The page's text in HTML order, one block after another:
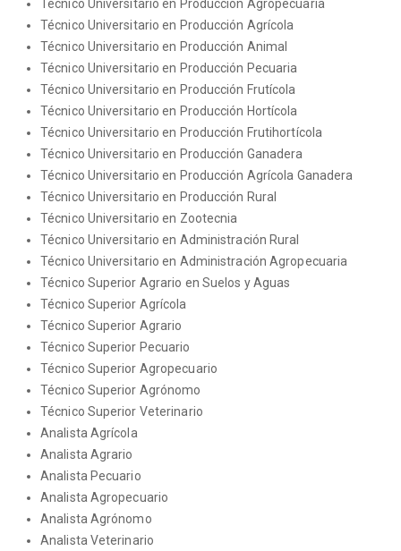
Técnico Universitario en Producción Agropecuaria
Técnico Universitario en Producción Agrícola
Técnico Universitario en Producción Animal
Técnico Universitario en Producción Pecuaria
Técnico Universitario en Producción Frutícola
Técnico Universitario en Producción Hortícola
Técnico Universitario en Producción Frutihortícola
Técnico Universitario en Producción Ganadera
Técnico Universitario en Producción Agrícola Ganadera
Técnico Universitario en Producción Rural
Técnico Universitario en Zootecnia
Técnico Universitario en Administración Rural
Técnico Universitario en Administración Agropecuaria
Técnico Superior Agrario en Suelos y Aguas
Técnico Superior Agrícola
Técnico Superior Agrario
Técnico Superior Pecuario
Técnico Superior Agropecuario
Técnico Superior Agrónomo
Técnico Superior Veterinario
Analista Agrícola
Analista Agrario
Analista Pecuario
Analista Agropecuario
Analista Agrónomo
Analista Veterinario